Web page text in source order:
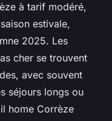
à tarif modéré,
estivale,
2025. Les
cher se trouvent
avec souvent
séjours longs ou
home Corrèze